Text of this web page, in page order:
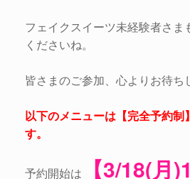
フェイクスイーツ未経験者さま
くださいね。
皆さまのご参加、心よりお待ち
以下のメニューは【完全予約制
す。
予約開始は 【3/18(月